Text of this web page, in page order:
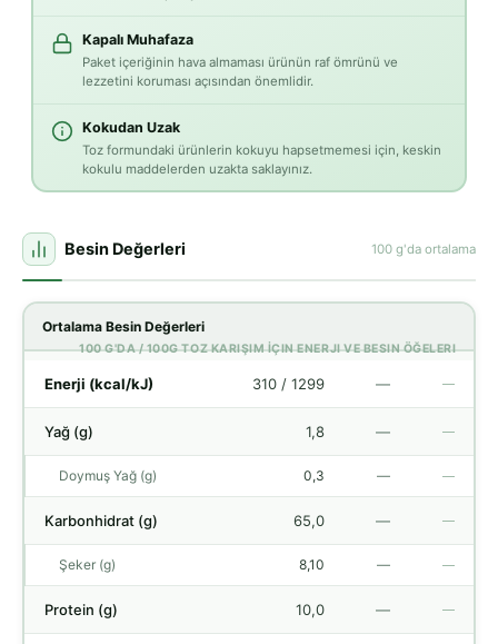
Kapalı Muhafaza
Paket içeriğinin hava almaması ürünün raf ömrünü ve
lezzetini koruması açısından önemlidir.
Kokudan Uzak
Toz formundaki ürünlerin kokuyu hapsetmemesi için, keskin
kokulu maddelerden uzakta saklayınız.
Besin Değerleri 100 g'da ortalama
Ortalama Besin Değerleri
100 G'DA / 100G TOZ KARIŞIM İÇIN ENERJI VE BESIN ÖĞELERI
Enerji (kcal/kJ) 310 / 1299 — —
Yağ (g) 1,8 — —
Doymuş Yağ (g) 0,3 — —
Karbonhidrat (g) 65,0 — —
Şeker (g) 8,10 — —
Protein (g) 10,0 — —